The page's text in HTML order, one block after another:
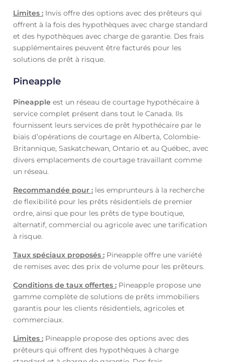
Limites :Invis offre des options avec des prêteurs qui
offrent à la fois des hypothèques avec charge standard
et des hypothèques avec charge de garantie. Des frais
supplémentaires peuvent être facturés pour les
solutions de prêt à risque.
Pineapple
Pineapple est un réseau de courtage hypothécaire à
service complet présent dans tout le Canada. Ils
fournissent leurs services de prêt hypothécaire par le
biais d’opérations de courtage en Alberta, Colombie-
Britannique, Saskatchewan, Ontario et au Québec, avec
divers emplacements de courtage travaillant comme
un réseau.
Recommandée pour :les emprunteurs à la recherche
de flexibilité pour les prêts résidentiels de premier
ordre, ainsi que pour les prêts de type boutique,
alternatif, commercial ou agricole avec une tarification
à risque.
Taux spéciaux proposés :Pineapple offre une variété
de remises avec des prix de volume pour les prêteurs.
Conditions de taux offertes :Pineapple propose une
gamme complète de solutions de prêts immobiliers
garantis pour les clients résidentiels, agricoles et
commerciaux.
Limites :Pineapple propose des options avec des
prêteurs qui offrent des hypothèques à charge